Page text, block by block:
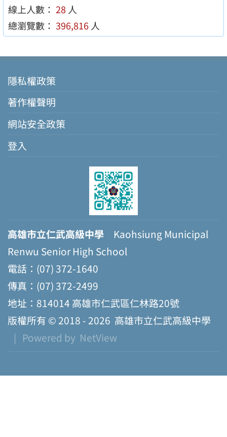
線上人數： 28 人
總瀏覽數： 396,816 人
隱私權政策
著作權聲明
網站安全政策
登入
高雄市立仁武高級中學 Kaohsiung Municipal
Renwu Senior High School
電話：(07) 372-1640
傳真：(07) 372-2499
地址：814014 高雄市仁武區仁林路20號
版權所有 © 2018 - 2026 高雄市立仁武高級中學
| Powered by NetView